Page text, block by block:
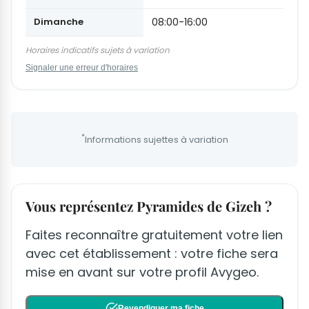
Dimanche 08:00-16:00
Horaires indicatifs sujets à variation
Signaler une erreur d'horaires
*Informations sujettes à variation
Vous représentez Pyramides de Gizeh ?
Faites reconnaître gratuitement votre lien
avec cet établissement : votre fiche sera
mise en avant sur votre profil Avygeo.